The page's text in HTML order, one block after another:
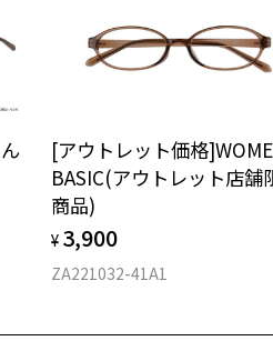
イズを確認するには？
た場合、保証期間は初期の期間から
するために、定期的な視
ます。
整無料
い方へ＞
のみ購入して、
お選びいただくと、実店舗で
ズ（標準セットレンズ）へ無
ん
[アウトレット価格
BASIC(アウトレット店舗
商品)
¥ 3,900
ZA221032-41A1